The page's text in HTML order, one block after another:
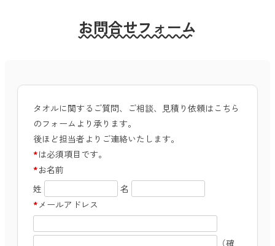
すので事前にご相談ください。お問合せフォーム
タオルに関するご質問、ご相談、見積り依頼はこちら
のフォームより承ります。
後ほど担当者よりご連絡いたします。
*は必須項目です。
*お名前
姓
名
*メールアドレス
（確